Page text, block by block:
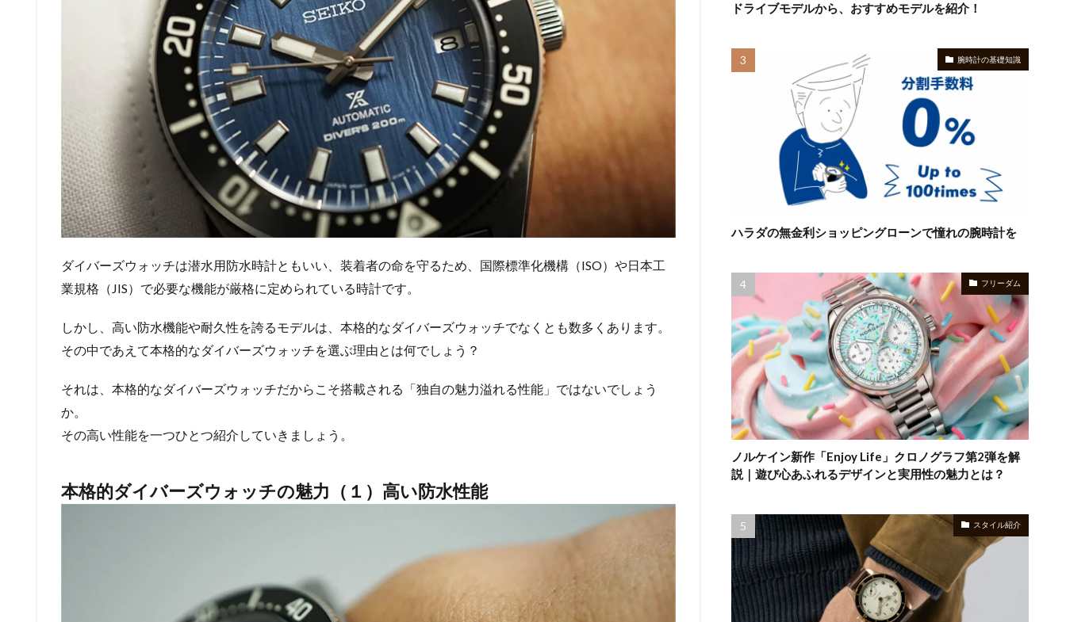
ダイバーズウォッチは潜水用防水時計ともいい、装着者の命を守るため、国際標準化機構（ISO）や日本工
業規格（JIS）で必要な機能が厳格に定められている時計です。
しかし、高い防水機能や耐久性を誇るモデルは、本格的なダイバーズウォッチでなくとも数多くあります。
その中であえて本格的なダイバーズウォッチを選ぶ理由とは何でしょう？
それは、本格的なダイバーズウォッチだからこそ搭載される「独自の魅力溢れる性能」ではないでしょう
か。
その高い性能を一つひとつ紹介していきましょう。
本格的ダイバーズウォッチの魅力（１）高い防水性能
ドライブモデルから、おすすめモデルを紹介！
腕時計の基礎知識
ハラダの無金利ショッピングローンで憧れの腕時計を
フリーダム
ノルケイン新作「Enjoy Life」クロノグラフ第2弾を解
説｜遊び心あふれるデザインと実用性の魅力とは？
スタイル紹介